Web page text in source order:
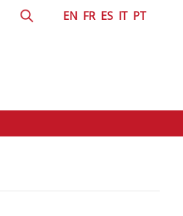
EN FR ES IT PT